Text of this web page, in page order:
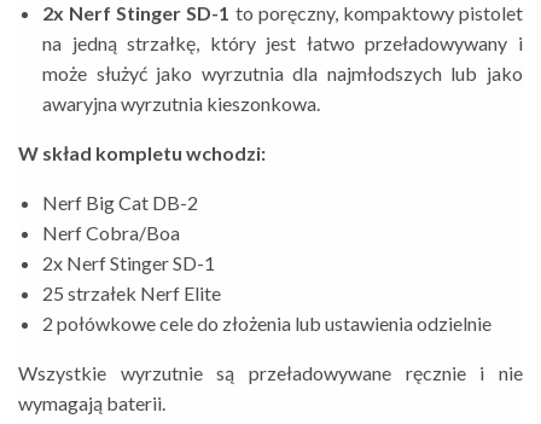
2x Nerf Stinger SD-1 to poręczny, kompaktowy pistolet
na jedną strzałkę, który jest łatwo przeładowywany i
może służyć jako wyrzutnia dla najmłodszych lub jako
awaryjna wyrzutnia kieszonkowa.
W skład kompletu wchodzi:
Nerf Big Cat DB-2
Nerf Cobra/Boa
2x Nerf Stinger SD-1
25 strzałek Nerf Elite
2 połówkowe cele do złożenia lub ustawienia odzielnie
Wszystkie wyrzutnie są przeładowywane ręcznie i nie
wymagają baterii.